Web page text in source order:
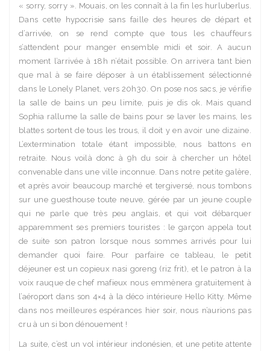
« sorry, sorry ». Mouais, on les connaît à la fin les hurluberlus.
Dans cette hypocrisie sans faille des heures de départ et
d’arrivée, on se rend compte que tous les chauffeurs
s’attendent pour manger ensemble midi et soir. A aucun
moment l’arrivée à 18h n’était possible. On arrivera tant bien
que mal à se faire déposer à un établissement sélectionné
dans le Lonely Planet, vers 20h30. On pose nos sacs, je vérifie
la salle de bains un peu limite, puis je dis ok. Mais quand
Sophia rallume la salle de bains pour se laver les mains, les
blattes sortent de tous les trous, il doit y en avoir une dizaine.
L’extermination totale étant impossible, nous battons en
retraite. Nous voilà donc à 9h du soir à chercher un hôtel
convenable dans une ville inconnue. Dans notre petite galère,
et après avoir beaucoup marché et tergiversé, nous tombons
sur une guesthouse toute neuve, gérée par un jeune couple
qui ne parle que très peu anglais, et qui voit débarquer
apparemment ses premiers touristes : le garçon appela tout
de suite son patron lorsque nous sommes arrivés pour lui
demander quoi faire. Pour parfaire ce tableau, le petit
déjeuner est un copieux nasi goreng (riz frit), et le patron à la
voix rauque de chef mafieux nous emmènera gratuitement à
l’aéroport dans son 4×4 à la déco intérieure Hello Kitty. Même
dans nos meilleures espérances hier soir, nous n’aurions pas
cru à un si bon dénouement !
La suite, c’est un vol intérieur indonésien, et une petite attente